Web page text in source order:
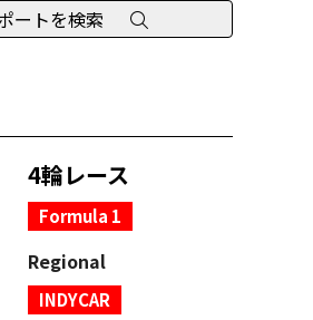
ートを検索
4輪レース
Formula 1
Regional
INDYCAR